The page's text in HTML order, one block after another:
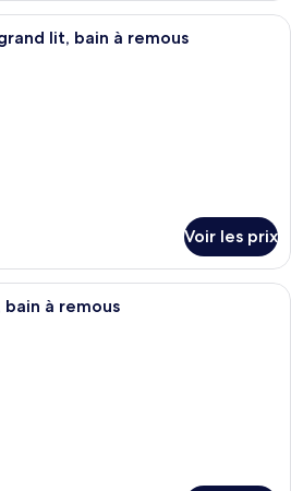
Une chambre d’hôtel moderne avec
lit, bain à remous
Voir les prix
Une chambre d’hôtel avec un
à remous